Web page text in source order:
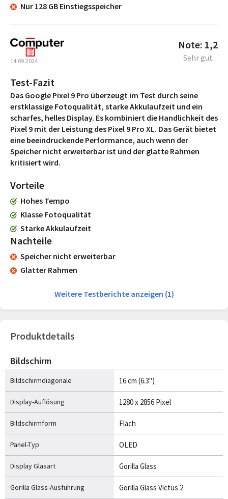
Nur 128 GB Einstiegsspeicher
14.09.2024
Note: 1,2
Sehr gut
Test-Fazit
Das Google Pixel 9 Pro überzeugt im Test durch seine
erstklassige Fotoqualität, starke Akkulaufzeit und ein
scharfes, helles Display. Es kombiniert die Handlichkeit des
Pixel 9 mit der Leistung des Pixel 9 Pro XL. Das Gerät bietet
eine beeindruckende Performance, auch wenn der
Speicher nicht erweiterbar ist und der glatte Rahmen
kritisiert wird.
Vorteile
Hohes Tempo
Klasse Fotoqualität
Starke Akkulaufzeit
Nachteile
Speicher nicht erweiterbar
Glatter Rahmen
Weitere Testberichte anzeigen (1)
Produktdetails
Bildschirm
Bildschirmdiagonale 16 cm (6.3")
Display-Auflösung 1280 x 2856 Pixel
Bildschirmform Flach
Panel-Typ OLED
Display Glasart Gorilla Glass
Gorilla Glass-Ausführung Gorilla Glass Victus 2